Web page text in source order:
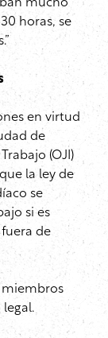
mucho
horas, se
en virtud
de
(OJI)
la ley de
se
si es
de
miembros